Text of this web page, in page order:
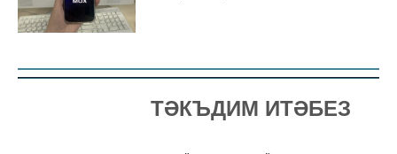
ТӘКЪДИМ ИТӘБЕЗ